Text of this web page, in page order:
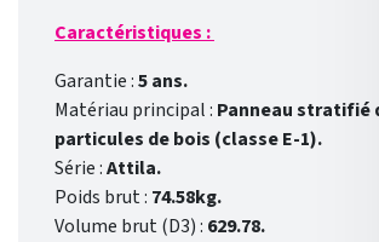
Caractéristiques :
Garantie :5 ans.
Matériau principal : Panneau stratifié
particules de bois (classe E-1).
Série :Attila.
Poids brut : 74.58kg.
Volume brut (D3) : 629.78.